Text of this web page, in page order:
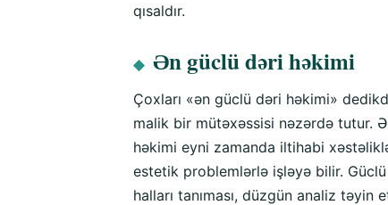
qısaldır.
◆ Ən güclü dəri həkimi
Çoxları «ən güclü dəri həkimi»
malik bir mütəxəssisi nəzərdə tutur.
həkimi eyni zamanda iltihabi
estetik problemlərlə işləyə bilir.
halları tanıması, düzgün analiz